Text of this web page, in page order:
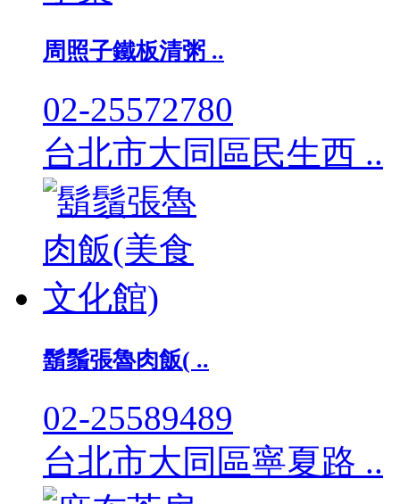
周照子鐵板清粥 ..
02-25572780
台北市大同區民生西 ..
鬍鬚張魯肉飯( ..
02-25589489
台北市大同區寧夏路 ..